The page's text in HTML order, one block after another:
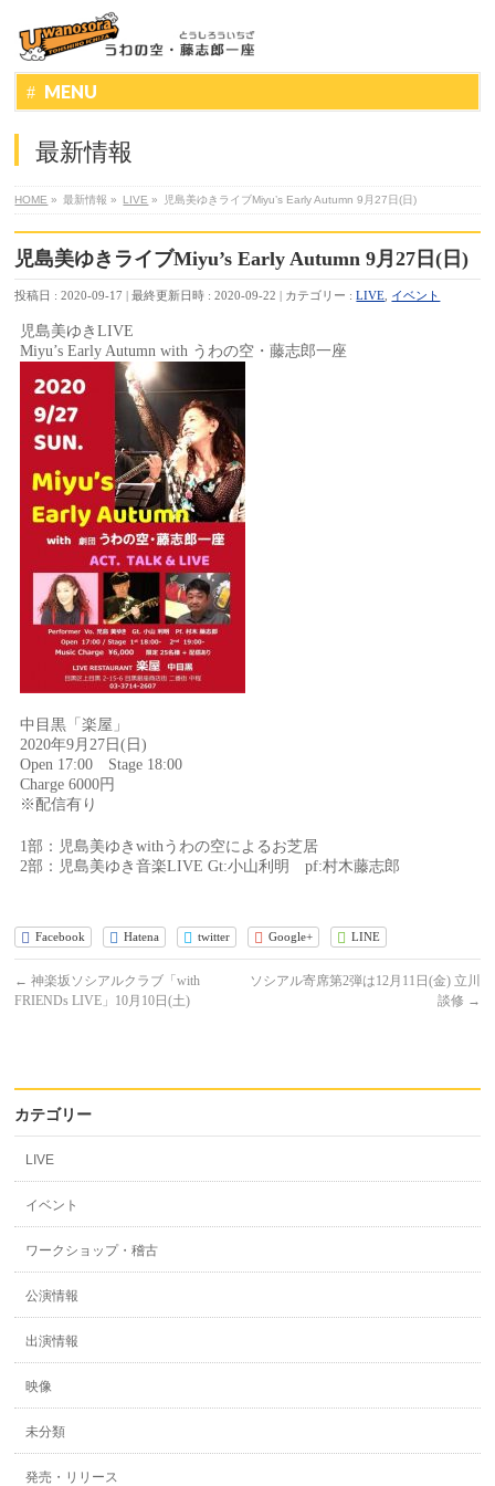
MENU
最新情報
HOME » 最新情報 » LIVE » 児島美ゆきライブMiyu’s Early Autumn 9月27日(日)
児島美ゆきライブMiyu’s Early Autumn 9月27日(日)
投稿日 : 2020-09-17 最終更新日時 : 2020-09-22 カテゴリー :LIVE イベント
児島美ゆきLIVE
Miyu’s Early Autumn with うわの空・藤志郎一座
中目黒「楽屋」
2020年9月27日(日)
Open 17:00 Stage 18:00
Charge 6000円
※配信有り
1部：児島美ゆきwithうわの空によるお芝居
2部：児島美ゆき音楽LIVE Gt:小山利明 pf:村木藤志郎
Facebook Hatena twitter Google+ LINE
← 神楽坂ソシアルクラブ「with
FRIENDs LIVE」10月10日(土)
ソシアル寄席第2弾は12月11日(金) 立川
談修 →
カテゴリー
LIVE
イベント
ワークショップ・稽古
公演情報
出演情報
映像
未分類
発売・リリース